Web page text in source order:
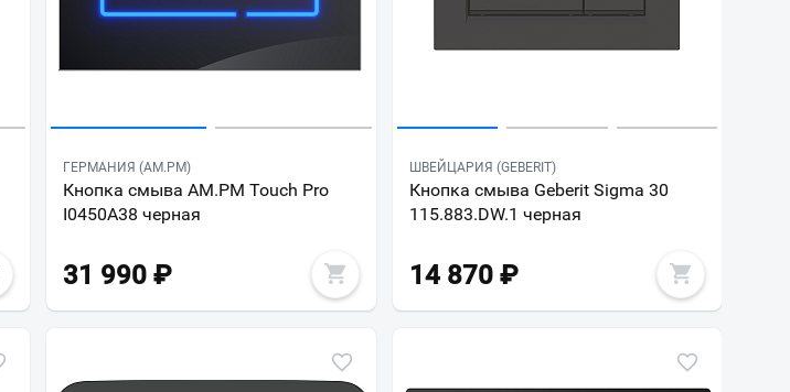
ГЕРМАНИЯ (AM.PM)
Кнопка смыва AM.PM Touch Pro
I0450A38 черная
31 990 ₽
ШВЕЙЦАРИЯ (GEBERIT)
Кнопка смыва Geberit Sigma 30
115.883.DW.1 черная
14 870 ₽
город?
Сменить город